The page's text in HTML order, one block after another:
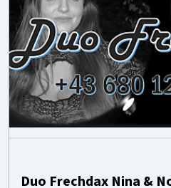
Duo Frechdax Nina &